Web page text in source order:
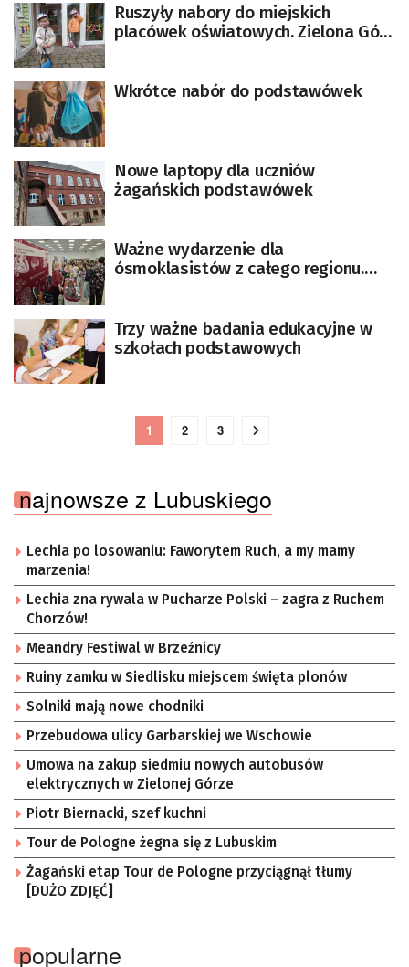
Ruszyły nabory do miejskich
placówek oświatowych. Zielona Góra
Wkrótce nabór do podstawówek
Nowe laptopy dla uczniów
żagańskich podstawówek
Ważne wydarzenie dla
ósmoklasistów z całego regionu.
Trzy ważne badania edukacyjne w
szkołach podstawowych
1 2 3
najnowsze z Lubuskiego
Lechia po losowaniu: Faworytem Ruch, a my mamy
marzenia!
Lechia zna rywala w Pucharze Polski – zagra z Ruchem
Chorzów!
Meandry Festiwal w Brzeźnicy
Ruiny zamku w Siedlisku miejscem święta plonów
Solniki mają nowe chodniki
Przebudowa ulicy Garbarskiej we Wschowie
Umowa na zakup siedmiu nowych autobusów
elektrycznych w Zielonej Górze
Piotr Biernacki, szef kuchni
Tour de Pologne żegna się z Lubuskim
Żagański etap Tour de Pologne przyciągnął tłumy
[DUŻO ZDJĘĆ]
popularne